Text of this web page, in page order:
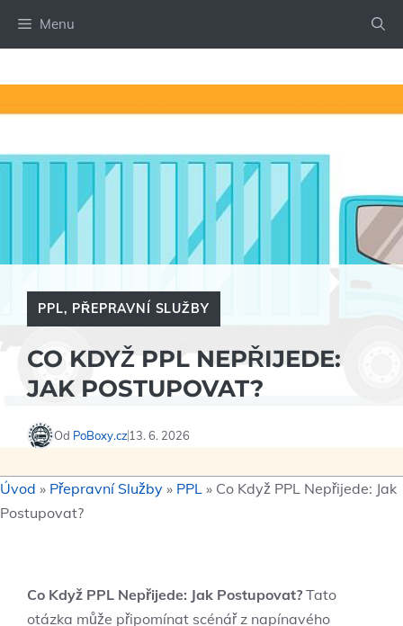
Menu
PPL, PŘEPRAVNÍ SLUŽBY
CO KDYŽ PPL NEPŘIJEDE:
JAK POSTUPOVAT?
Od PoBoxy.cz 13. 6. 2026
Úvod » Přepravní Služby » PPL » Co Když PPL Nepřijede: Jak
Postupovat?
Co Když PPL Nepřijede: Jak Postupovat? Tato
otázka může připomínat scénář z napínavého